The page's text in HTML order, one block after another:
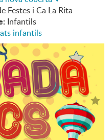
Festes i Ca La Rita
Infantils
infantils